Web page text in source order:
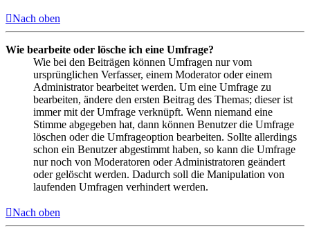
Nach oben
Wie bearbeite oder lösche ich eine Umfrage?
Wie bei den Beiträgen können Umfragen nur vom
ursprünglichen Verfasser, einem Moderator oder einem
Administrator bearbeitet werden. Um eine Umfrage zu
bearbeiten, ändere den ersten Beitrag des Themas; dieser ist
immer mit der Umfrage verknüpft. Wenn niemand eine
Stimme abgegeben hat, dann können Benutzer die Umfrage
löschen oder die Umfrageoption bearbeiten. Sollte allerdings
schon ein Benutzer abgestimmt haben, so kann die Umfrage
nur noch von Moderatoren oder Administratoren geändert
oder gelöscht werden. Dadurch soll die Manipulation von
laufenden Umfragen verhindert werden.
Nach oben